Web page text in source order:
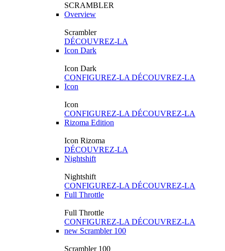
SCRAMBLER
Overview
Scrambler
DÉCOUVREZ-LA
Icon Dark
Icon Dark
CONFIGUREZ-LA DÉCOUVREZ-LA
Icon
Icon
CONFIGUREZ-LA DÉCOUVREZ-LA
Rizoma Edition
Icon Rizoma
DÉCOUVREZ-LA
Nightshift
Nightshift
CONFIGUREZ-LA DÉCOUVREZ-LA
Full Throttle
Full Throttle
CONFIGUREZ-LA DÉCOUVREZ-LA
new Scrambler 100
Scrambler 100